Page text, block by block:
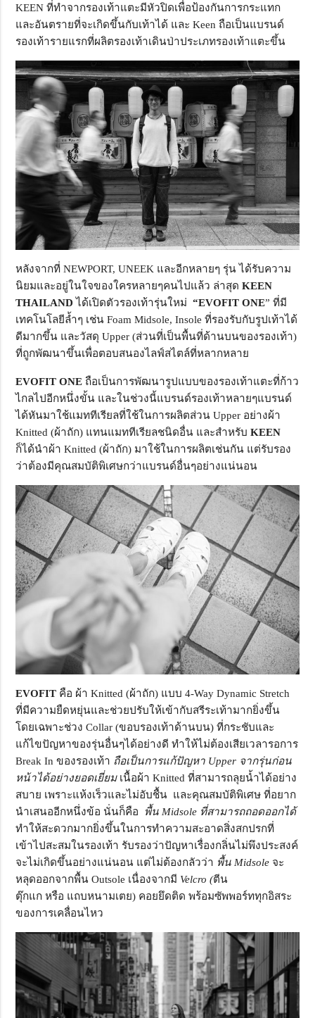
KEEN ที่ทำจากรองเท้าแตะมีหัวปิดเพื่อป้องกันการกระแทก
และอันตรายที่จะเกิดขึ้นกับเท้าได้ และ Keen ถือเป็นแบรนด์
รองเท้ารายแรกที่ผลิตรองเท้าเดินป่าประเภทรองเท้าแตะขึ้น
หลังจากที่ NEWPORT, UNEEK และอีกหลายๆ รุ่น ได้รับความ
นิยมและอยู่ในใจของใครหลายๆคนไปแล้ว ล่าสุดKEEN
THAILAND ได้เปิดตัวรองเท้ารุ่นใหม่“EVOFIT ONE” ที่มี
เทคโนโลยีล้ำๆ เช่น Foam Midsole, Insole ที่รองรับกับรูปเท้าได้
ดีมากขึ้น และวัสดุ Upper (ส่วนที่เป็นพื้นที่ด้านบนของรองเท้า)
ที่ถูกพัฒนาขึ้นเพื่อตอบสนองไลฟ์สไตล์ที่หลากหลาย
EVOFIT ONE ถือเป็นการพัฒนารูปแบบของรองเท้าแตะที่ก้าว
ไกลไปอีกหนึ่งขั้น และในช่วงนี้แบรนด์รองเท้าหลายๆแบรนด์
ได้หันมาใช้แมททีเรียลที่ใช้ในการผลิตส่วน Upper อย่างผ้า
Knitted (ผ้าถัก) แทนแมททีเรียลชนิดอื่น และสำหรับKEEN
ก็ได้นำผ้า Knitted (ผ้าถัก) มาใช้ในการผลิตเช่นกัน แต่รับรอง
ว่าต้องมีคุณสมบัติพิเศษกว่าแบรนด์อื่นๆอย่างแน่นอน
EVOFIT คือ ผ้า Knitted (ผ้าถัก) แบบ 4-Way Dynamic Stretch
ที่มีความยืดหยุ่นและช่วยปรับให้เข้ากับสรีระเท้ามากยิ่งขึ้น
โดยเฉพาะช่วง Collar (ขอบรองเท้าด้านบน) ที่กระชับและ
แก้ไขปัญหาของรุ่นอื่นๆได้อย่างดี ทำให้ไม่ต้องเสียเวลารอการ
Break In ของรองเท้า ถือเป็นการแก้ปัญหา Upper จากรุ่นก่อน
หน้าได้อย่างยอดเยี่ยม เนื้อผ้า Knitted ที่สามารถลุยน้ำได้อย่าง
สบาย เพราะแห้งเร็วและไม่อับชื้น และคุณสมบัติพิเศษ ที่อยาก
นำเสนออีกหนึ่งข้อ นั่นก็คือ พื้น Midsole ที่สามารถถอดออกได้
ทำให้สะดวกมากยิ่งขึ้นในการทำความสะอาดสิ่งสกปรกที่
เข้าไปสะสมในรองเท้า รับรองว่าปัญหาเรื่องกลิ่นไม่พึงประสงค์
จะไม่เกิดขึ้นอย่างแน่นอน แต่ไม่ต้องกลัวว่า พื้น Midsole จะ
หลุดออกจากพื้น Outsole เนื่องจากมี Velcro (ตีน
ตุ๊กแก หรือ แถบหนามเตย) คอยยึดติด พร้อมซัพพอร์ททุกอิสระ
ของการเคลื่อนไหว